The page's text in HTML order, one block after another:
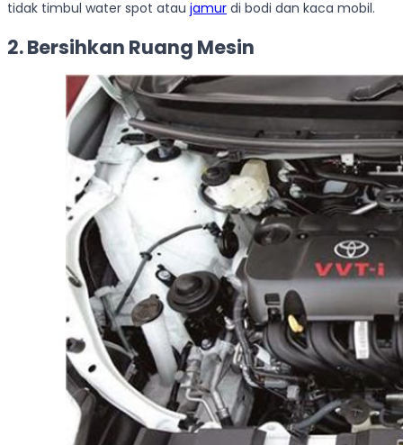
tidak timbul water spot atau jamur di bodi dan kaca mobil.
2. Bersihkan Ruang Mesin